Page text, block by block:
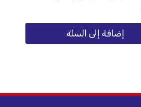
إضافة إلى السلة